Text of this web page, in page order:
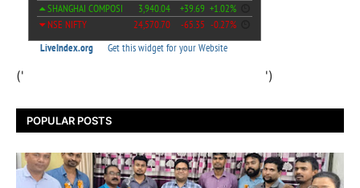
(' ')
POPULAR POSTS